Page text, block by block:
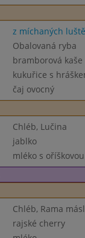
z míchaných
Obalovaná ryba
bramborová kaše
kukuřice s
čaj ovocný
Chléb, Lučina
jablko
mléko s
Chléb, Rama
rajské cherry